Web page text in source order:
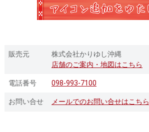
販売元
株式会社かりゆし沖縄
店舗のご案内・地図はこちら
電話番号 098-993-7100
お問い合せ メールでのお問い合せはこちら